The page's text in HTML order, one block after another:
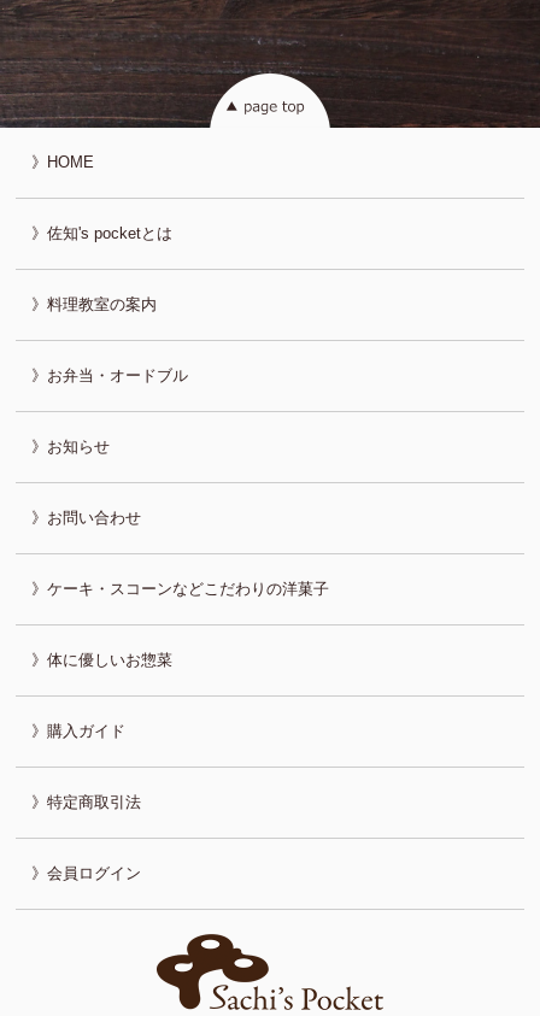
HOME
佐知's pocketとは
料理教室の案内
お弁当・オードブル
お知らせ
お問い合わせ
ケーキ・スコーンなどこだわりの洋菓子
体に優しいお惣菜
購入ガイド
特定商取引法
会員ログイン